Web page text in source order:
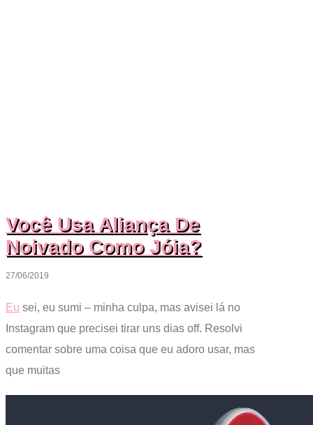
Você Usa Aliança De
Noivado Como Jóia?
27/06/2019
Eu sei, eu sumi – minha culpa, mas avisei lá no
Instagram que precisei tirar uns dias off. Resolvi
comentar sobre uma coisa que eu adoro usar, mas
que muitas